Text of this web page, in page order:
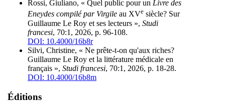
Rossi, Giuliano, « Quel public pour un Livre des
Eneydes compilé par Virgile au XVe siècle? Sur
Guillaume Le Roy et ses lecteurs », Studi
francesi, 70:1, 2026, p. 96-108.
DOI: 10.4000/16b8r
Silvi, Christine, « Ne prête-t-on qu'aux riches?
Guillaume Le Roy et la littérature médicale en
français », Studi francesi, 70:1, 2026, p. 18-28.
DOI: 10.4000/16b8m
Éditions